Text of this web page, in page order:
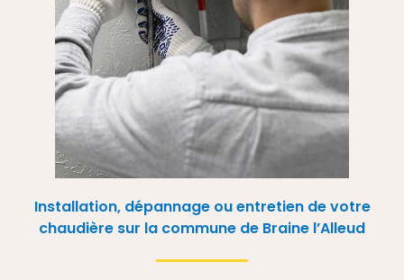
Installation, dépannage ou entretien de votre
chaudière sur la commune de Braine l’Alleud